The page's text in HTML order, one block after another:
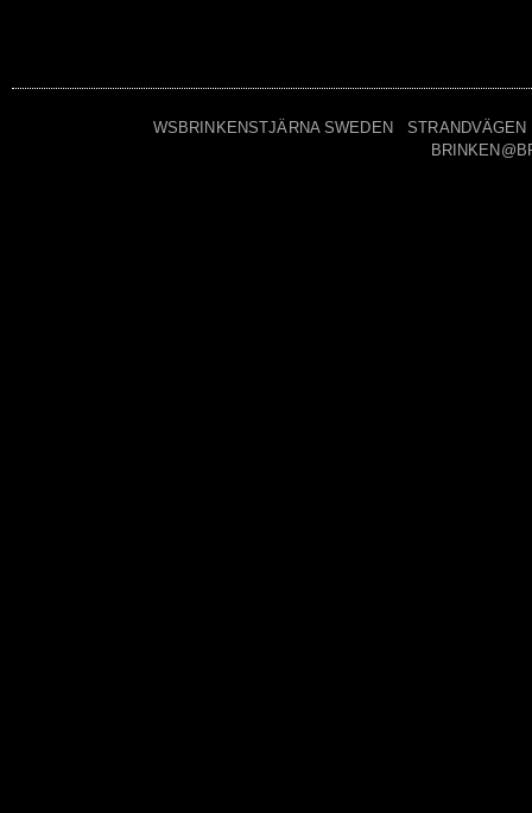
WSBRINKENSTJÄRNA SWEDEN